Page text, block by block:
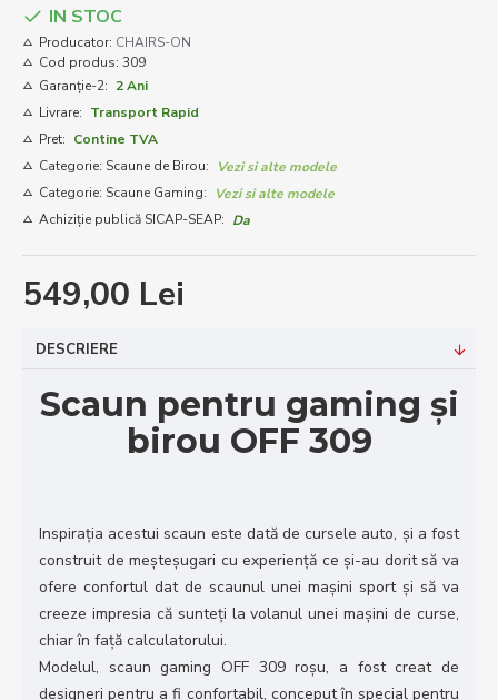
549,00 Lei
IN STOC
Producator: CHAIRS-ON
Cod produs: 309
Garanție-2: 2 Ani
Livrare: Transport Rapid
Pret: Contine TVA
Categorie: Scaune de Birou:
Vezi si alte modele
Categorie: Scaune Gaming:
Vezi si alte modele
Achiziție publică SICAP-SEAP: Da
DESCRIERE
Scaun pentru gaming și
birou OFF 309
Inspirația acestui scaun este dată de cursele auto, și a fost
construit de meșteșugari cu experiență ce și-au dorit să va
ofere confortul dat de scaunul unei mașini sport și să va
creeze impresia că sunteți la volanul unei mașini de curse,
chiar în față calculatorului.
Modelul, scaun gaming OFF 309 roșu, a fost creat de
designeri pentru a fi confortabil, conceput în special pentru